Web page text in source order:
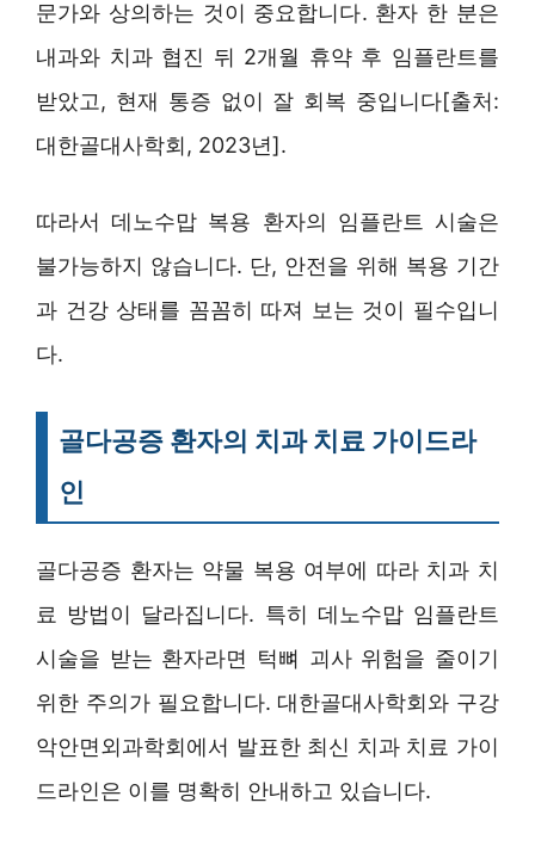
문가와 상의하는 것이 중요합니다. 환자 한 분은
내과와 치과 협진 뒤 2개월 휴약 후 임플란트를
받았고, 현재 통증 없이 잘 회복 중입니다[출처:
대한골대사학회, 2023년].
따라서 데노수맙 복용 환자의 임플란트 시술은
불가능하지 않습니다. 단, 안전을 위해 복용 기간
과 건강 상태를 꼼꼼히 따져 보는 것이 필수입니
다.
골다공증 환자의 치과 치료 가이드라
인
골다공증 환자는 약물 복용 여부에 따라 치과 치
료 방법이 달라집니다. 특히 데노수맙 임플란트
시술을 받는 환자라면 턱뼈 괴사 위험을 줄이기
위한 주의가 필요합니다. 대한골대사학회와 구강
악안면외과학회에서 발표한 최신 치과 치료 가이
드라인은 이를 명확히 안내하고 있습니다.